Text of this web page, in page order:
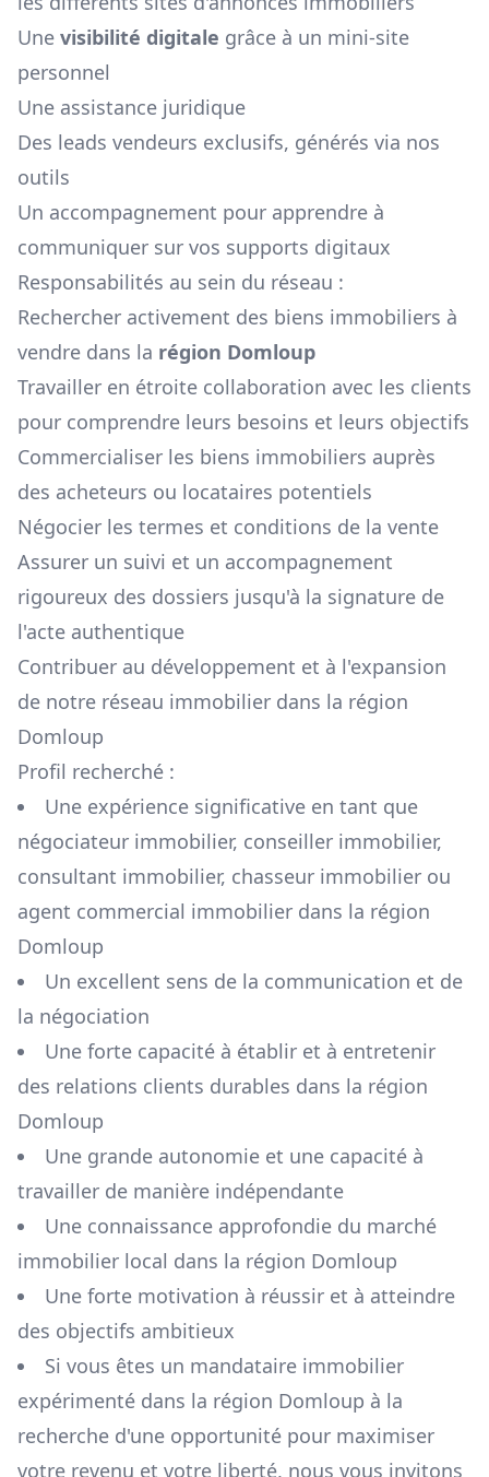
Une visibilité digitale grâce à un mini-site
personnel
Une assistance juridique
Des leads vendeurs exclusifs, générés via nos
outils
Un accompagnement pour apprendre à
communiquer sur vos supports digitaux
Responsabilités au sein du réseau :
Rechercher activement des biens immobiliers à
vendre dans la région Domloup
Travailler en étroite collaboration avec les clients
pour comprendre leurs besoins et leurs objectifs
Commercialiser les biens immobiliers auprès
des acheteurs ou locataires potentiels
Négocier les termes et conditions de la vente
Assurer un suivi et un accompagnement
rigoureux des dossiers jusqu'à la signature de
l'acte authentique
Contribuer au développement et à l'expansion
de notre réseau immobilier dans la région
Domloup
Profil recherché :
Une expérience significative en tant que
négociateur immobilier, conseiller immobilier,
consultant immobilier, chasseur immobilier ou
agent commercial immobilier dans la région
Domloup
Un excellent sens de la communication et de
la négociation
Une forte capacité à établir et à entretenir
des relations clients durables dans la région
Domloup
Une grande autonomie et une capacité à
travailler de manière indépendante
Une connaissance approfondie du marché
immobilier local dans la région Domloup
Une forte motivation à réussir et à atteindre
des objectifs ambitieux
Si vous êtes un mandataire immobilier
expérimenté dans la région Domloup à la
recherche d'une opportunité pour maximiser
votre revenu et votre liberté, nous vous invitons